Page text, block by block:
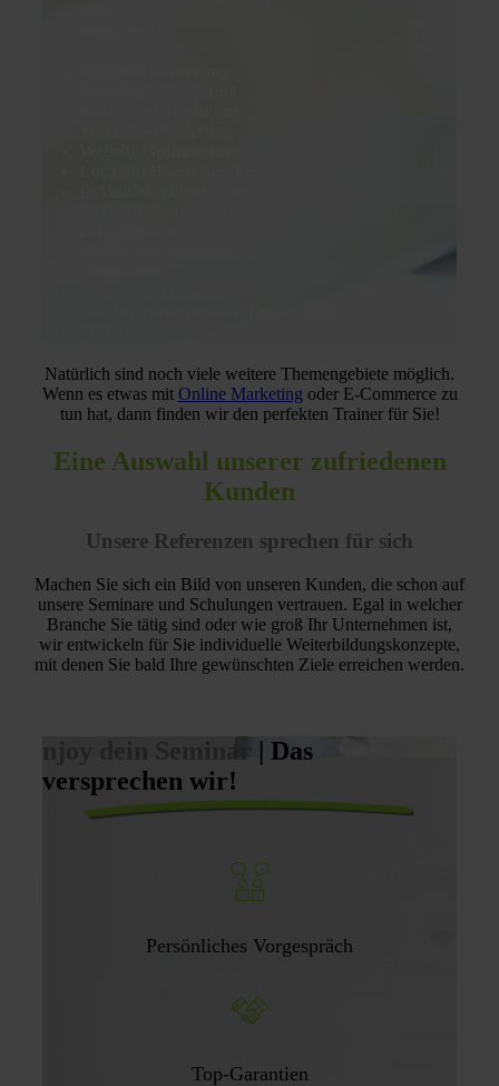
Natürlich sind noch viele weitere Themengebiete möglich.
Wenn es etwas mit Online Marketingoder E-Commerce zu
tun hat, dann finden wir den perfekten Trainer für Sie!
Eine Auswahl unserer zufriedenen
Kunden
Unsere Referenzen sprechen für sich
Machen Sie sich ein Bild von unseren Kunden, die schon auf
unsere Seminare und Schulungen vertrauen. Egal in welcher
Branche Sie tätig sind oder wie groß Ihr Unternehmen ist,
wir entwickeln für Sie individuelle Weiterbildungskonzepte,
mit denen Sie bald Ihre gewünschten Ziele erreichen werden.
| Das
versprechen wir!
Persönliches Vorgespräch
Top-Garantien